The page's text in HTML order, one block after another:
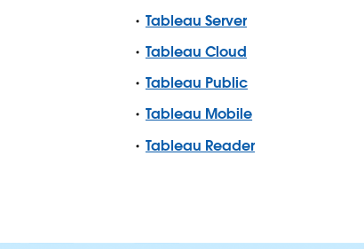
Tableau Server
Tableau Cloud
Tableau Public
Tableau Mobile
Tableau Reader